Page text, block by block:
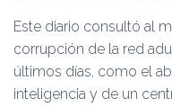
Este diario consultó al
corrupción de la red
últimos días, como el
inteligencia y de un